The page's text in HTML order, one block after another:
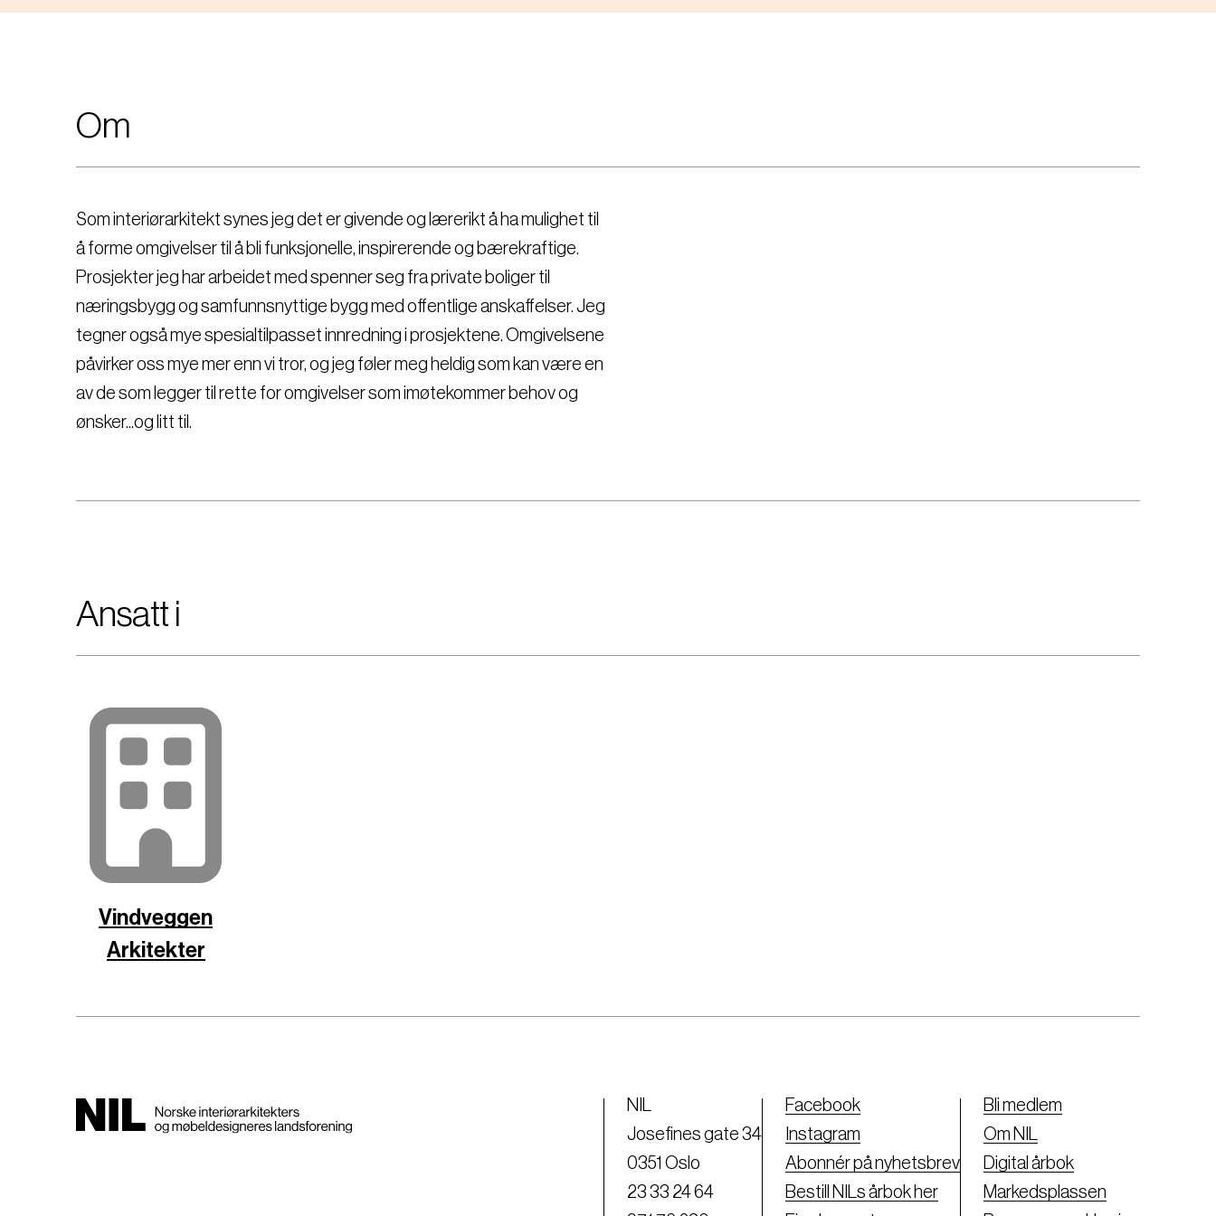
Om
Som interiørarkitekt synes jeg det er givende og lærerikt å ha mulighet til
å forme omgivelser til å bli funksjonelle, inspirerende og bærekraftige.
Prosjekter jeg har arbeidet med spenner seg fra private boliger til
næringsbygg og samfunnsnyttige bygg med offentlige anskaffelser. Jeg
tegner også mye spesialtilpasset innredning i prosjektene. Omgivelsene
påvirker oss mye mer enn vi tror, og jeg føler meg heldig som kan være en
av de som legger til rette for omgivelser som imøtekommer behov og
ønsker...og litt til.
Ansatt i
Vindveggen
Arkitekter
NIL
Josefines gate 34
0351 Oslo
23 33 24 64
Facebook
Instagram
Abonnér på nyhetsbrev
Bestill NILs årbok her
Bli medlem
Om NIL
Digital årbok
Markedsplassen